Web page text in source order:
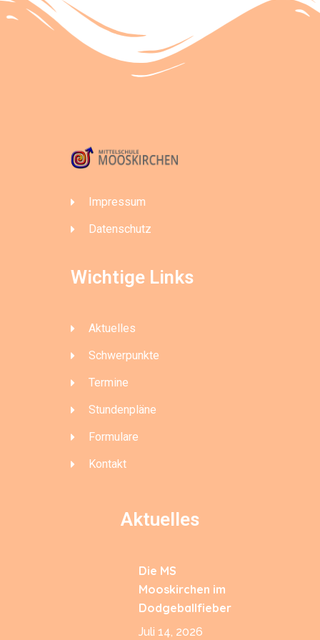
Impressum
Datenschutz
Wichtige Links
Aktuelles
Schwerpunkte
Termine
Stundenpläne
Formulare
Kontakt
Aktuelles
Die MS
Mooskirchen im
Dodgeballfieber
Juli 14, 2026